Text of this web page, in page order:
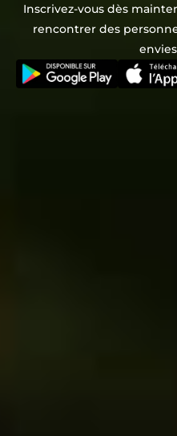
Inscrivez-vous dès
rencontrer des